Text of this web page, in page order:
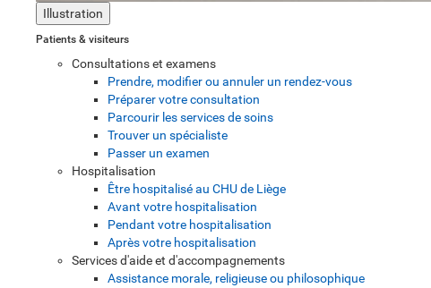
Illustration
Patients & visiteurs
Consultations et examens
Prendre, modifier ou annuler un rendez-vous
Préparer votre consultation
Parcourir les services de soins
Trouver un spécialiste
Passer un examen
Hospitalisation
Être hospitalisé au CHU de Liège
Avant votre hospitalisation
Pendant votre hospitalisation
Après votre hospitalisation
Services d'aide et d'accompagnements
Assistance morale, religieuse ou philosophique